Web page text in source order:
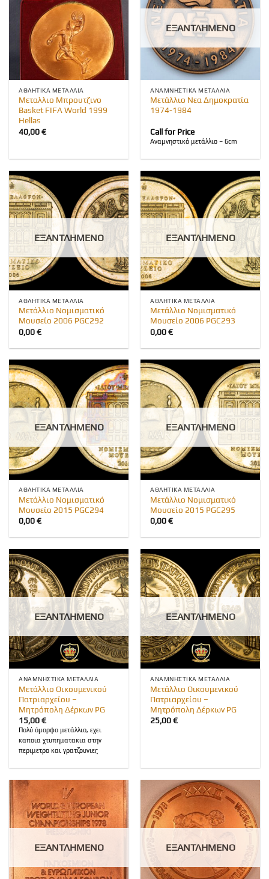
ΑΘΛΗΤΙΚΆ ΜΕΤΆΛΛΙΑ
Μεταλλιο Μπρουτζινο
Basket FIFA World 1999
Hellas
40,00€
ΕΞΑΝΤΛΗΜΈΝΟ
ΑΝΑΜΝΗΣΤΙΚΆ ΜΕΤΆΛΛΙΑ
Μετάλλιο Νεα Δημοκρατία
1974-1984
Call for Price
Αναμνηστικό μετάλλιο – 6cm
ΕΞΑΝΤΛΗΜΈΝΟ
ΑΘΛΗΤΙΚΆ ΜΕΤΆΛΛΙΑ
Μετάλλιο Νομισματικό
Μουσείο 2006 PGC292
0,00€
ΕΞΑΝΤΛΗΜΈΝΟ
ΑΘΛΗΤΙΚΆ ΜΕΤΆΛΛΙΑ
Μετάλλιο Νομισματικό
Μουσείο 2006 PGC293
0,00€
ΕΞΑΝΤΛΗΜΈΝΟ
ΑΘΛΗΤΙΚΆ ΜΕΤΆΛΛΙΑ
Μετάλλιο Νομισματικό
Μουσείο 2015 PGC294
0,00€
ΕΞΑΝΤΛΗΜΈΝΟ
ΑΘΛΗΤΙΚΆ ΜΕΤΆΛΛΙΑ
Μετάλλιο Νομισματικό
Μουσείο 2015 PGC295
0,00€
ΕΞΑΝΤΛΗΜΈΝΟ
ΑΝΑΜΝΗΣΤΙΚΆ ΜΕΤΆΛΛΙΑ
Μετάλλιο Οικουμενικού
Πατριαρχείου –
Μητρόπολη Δέρκων PG
15,00€
Πολύ όμορφο μετάλλιο, εχει
καποια χτυπηματακια στην
περιμετρο και γρατζουνιες
ΕΞΑΝΤΛΗΜΈΝΟ
ΑΝΑΜΝΗΣΤΙΚΆ ΜΕΤΆΛΛΙΑ
Μετάλλιο Οικουμενικού
Πατριαρχείου –
Μητρόπολη Δέρκων PG
25,00€
ΕΞΑΝΤΛΗΜΈΝΟ ΕΞΑΝΤΛΗΜΈΝΟ